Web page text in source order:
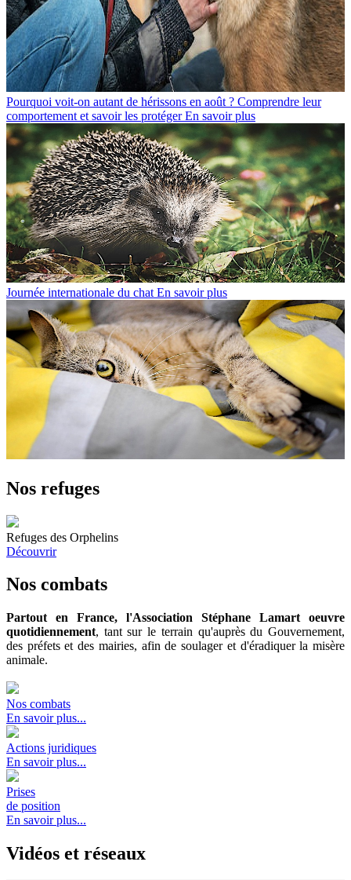
Pourquoi voit-on autant de hérissons en août ? Comprendre leur
comportement et savoir les protégerEn savoir plus
Journée internationale du chat En savoir plus
Nos refuges
Refuges des Orphelins
Découvrir
Nos combats
Partout en France, l'Association Stéphane Lamart oeuvre
quotidiennement, tant sur le terrain qu'auprès du Gouvernement,
des préfets et des mairies, afin de soulager et d'éradiquer la misère
animale.
Nos combats
En savoir plus...
Actions juridiques
En savoir plus...
Prises
de position
En savoir plus...
Vidéos et réseaux